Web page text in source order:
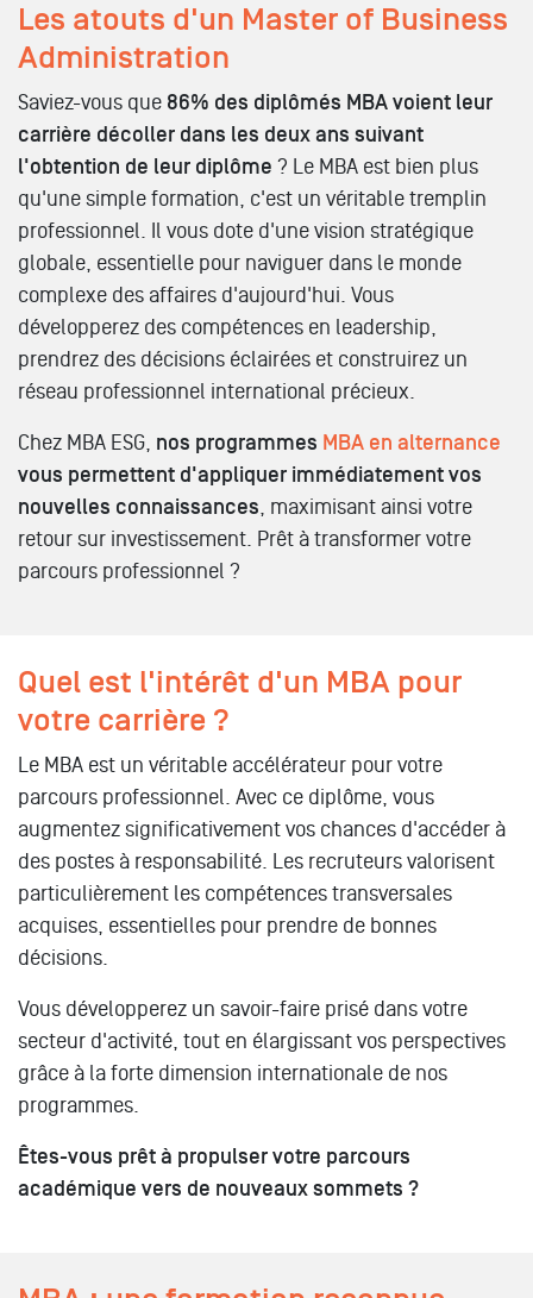
Les atouts d'un Master of Business
Administration
Saviez-vous que 86% des diplômés MBA voient leur
carrière décoller dans les deux ans suivant
l'obtention de leur diplôme ? Le MBA est bien plus
qu'une simple formation, c'est un véritable tremplin
professionnel. Il vous dote d'une vision stratégique
globale, essentielle pour naviguer dans le monde
complexe des affaires d'aujourd'hui. Vous
développerez des compétences en leadership,
prendrez des décisions éclairées et construirez un
réseau professionnel international précieux.
Chez MBA ESG, nos programmes MBA en alternance
vous permettent d'appliquer immédiatement vos
nouvelles connaissances, maximisant ainsi votre
retour sur investissement. Prêt à transformer votre
parcours professionnel ?
Quel est l'intérêt d'un MBA pour
votre carrière ?
Le MBA est un véritable accélérateur pour votre
parcours professionnel. Avec ce diplôme, vous
augmentez significativement vos chances d'accéder à
des postes à responsabilité. Les recruteurs valorisent
particulièrement les compétences transversales
acquises, essentielles pour prendre de bonnes
décisions.
Vous développerez un savoir-faire prisé dans votre
secteur d'activité, tout en élargissant vos perspectives
grâce à la forte dimension internationale de nos
programmes.
Êtes-vous prêt à propulser votre parcours
académique vers de nouveaux sommets ?